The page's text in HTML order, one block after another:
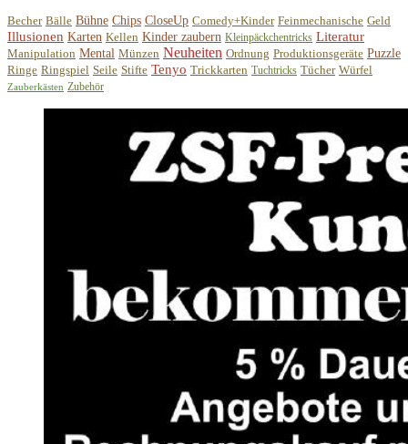
Becher Bälle Bühne Chips CloseUp Comedy+Kinder Feinmechanische Geld
Illusionen Karten Kellen Kinder zaubern Kleinpäckchentricks Literatur
Manipulation Mental Münzen Neuheiten Ordnung Produktionsgeräte Puzzle
Ringe Ringspiel Seile Stifte Tenyo Trickkarten Tuchtricks Tücher Würfel
Zauberkästen Zubehör